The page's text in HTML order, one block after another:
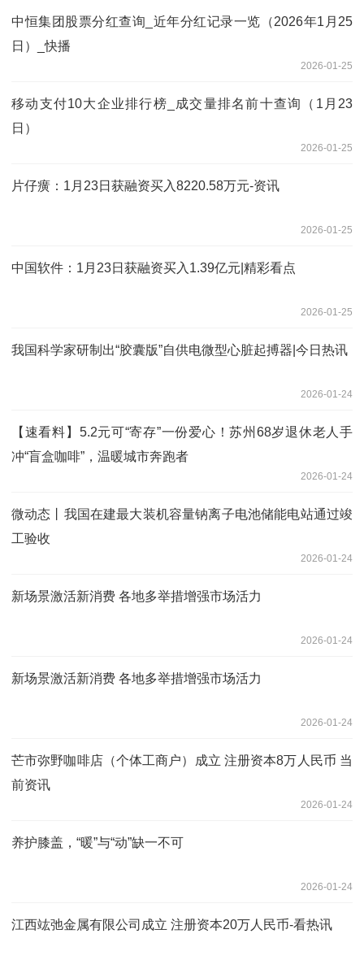
中恒集团股票分红查询_近年分红记录一览（2026年1月25
日）_快播
2026-01-25
移动支付10大企业排行榜_成交量排名前十查询（1月23
日）
2026-01-25
片仔癀：1月23日获融资买入8220.58万元-资讯
2026-01-25
中国软件：1月23日获融资买入1.39亿元|精彩看点
2026-01-25
我国科学家研制出“胶囊版”自供电微型心脏起搏器|今日热讯
2026-01-24
【速看料】5.2元可“寄存”一份爱心！苏州68岁退休老人手
冲“盲盒咖啡”，温暖城市奔跑者
2026-01-24
微动态丨我国在建最大装机容量钠离子电池储能电站通过竣
工验收
2026-01-24
新场景激活新消费 各地多举措增强市场活力
2026-01-24
新场景激活新消费 各地多举措增强市场活力
2026-01-24
芒市弥野咖啡店（个体工商户）成立 注册资本8万人民币 当
前资讯
2026-01-24
养护膝盖，“暖”与“动”缺一不可
2026-01-24
江西竑弛金属有限公司成立 注册资本20万人民币-看热讯